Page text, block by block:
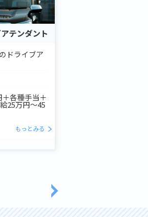
テンダント
ドライブア
各種手当＋
25万円～45
もっとみる